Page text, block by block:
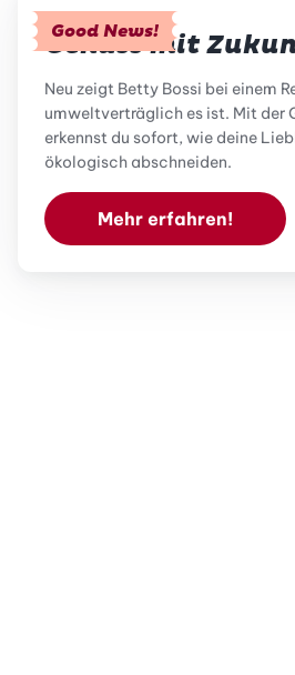
Good News!
Genuss mit
Neu zeigt Betty Bossi bei einem
umweltverträglich es ist. Mit der
erkennst du sofort, wie deine
ökologisch abschneiden.
Mehr erfahren!